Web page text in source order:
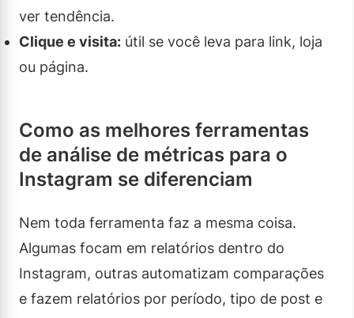
ver tendência.
Clique e visita: útil se você leva para link, loja
ou página.
Como as melhores ferramentas
de análise de métricas para o
Instagram se diferenciam
Nem toda ferramenta faz a mesma coisa.
Algumas focam em relatórios dentro do
Instagram, outras automatizam comparações
e fazem relatórios por período, tipo de post e